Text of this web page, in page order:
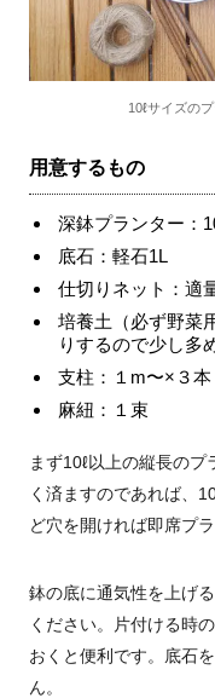
10ℓサイズの
用意するもの
深鉢プランター：
底石：軽石1L
仕切りネット：適
培養土（必ず野菜
りするので少し多
支柱：１m〜×３本
麻紐：１束
まず10ℓ以上の縦長のプ
く済ますのであれば、
ど穴を開ければ即席プ
鉢の底に通気性を上げ
ください。片付ける時
おくと便利です。底石
ん。